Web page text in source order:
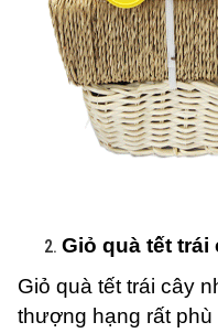
Giỏ quà tết trái
Giỏ quà tết trái cây
thượng hạng rất